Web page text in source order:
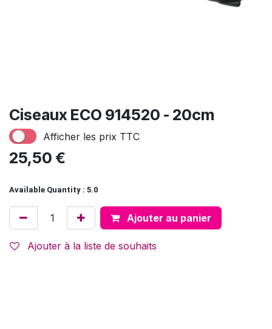
Ciseaux ECO 914520 - 20cm
Afficher les prix TTC
25,50 €
Available Quantity : 5.0
Ajouter au panier
Ajouter à la liste de souhaits